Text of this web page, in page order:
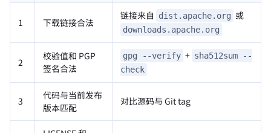
1 下载链接合法
链接来自 dist.apache.org 或
downloads.apache.org
2
校验值和 PGP
签名合法
gpg --verify + sha512sum --
check
3
代码与当前发布
版本匹配
对比源码与 Git tag